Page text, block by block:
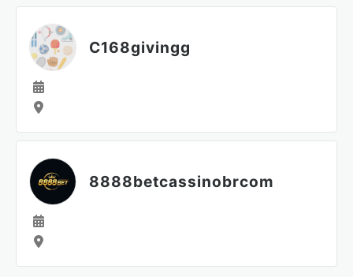
C168givingg
8888betcassinobrcom